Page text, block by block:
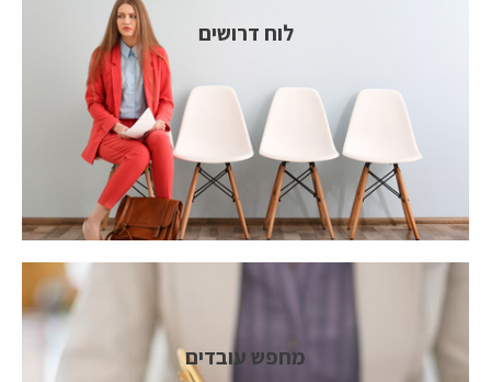
לוח דרושים
מחפש עובדים